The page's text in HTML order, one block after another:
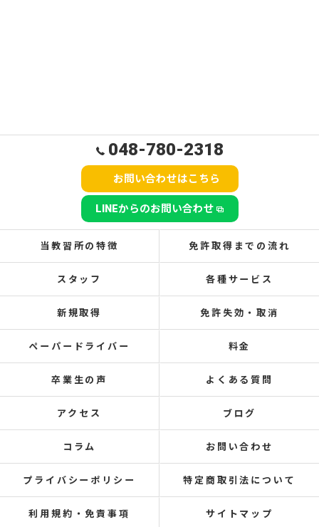
048-780-2318
お問い合わせはこちら
LINEからのお問い合わせ
当教習所の特徴 免許取得までの流れ
スタッフ 各種サービス
新規取得 免許失効・取消
ペーパードライバー 料金
卒業生の声 よくある質問
アクセス ブログ
コラム お問い合わせ
プライバシーポリシー 特定商取引法について
利用規約・免責事項 サイトマップ